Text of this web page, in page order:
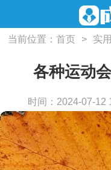
当前位置：首页 > 实
各种运动
时间：2024-07-12